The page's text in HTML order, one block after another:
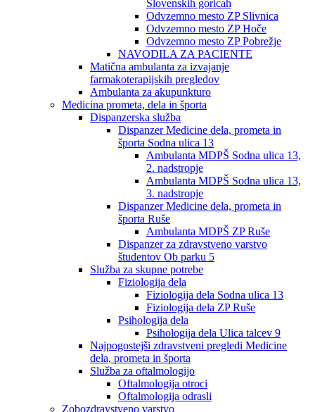
Slovenskih goricah
Odvzemno mesto ZP Slivnica
Odvzemno mesto ZP Hoče
Odvzemno mesto ZP Pobrežje
NAVODILA ZA PACIENTE
Matična ambulanta za izvajanje
farmakoterapijskih pregledov
Ambulanta za akupunkturo
Medicina prometa, dela in športa
Dispanzerska služba
Dispanzer Medicine dela, prometa in
športa Sodna ulica 13
Ambulanta MDPŠ Sodna ulica 13,
2. nadstropje
Ambulanta MDPŠ Sodna ulica 13,
3. nadstropje
Dispanzer Medicine dela, prometa in
športa Ruše
Ambulanta MDPŠ ZP Ruše
Dispanzer za zdravstveno varstvo
študentov Ob parku 5
Služba za skupne potrebe
Fiziologija dela
Fiziologija dela Sodna ulica 13
Fiziologija dela ZP Ruše
Psihologija dela
Psihologija dela Ulica talcev 9
Najpogostejši zdravstveni pregledi Medicine
dela, prometa in športa
Služba za oftalmologijo
Oftalmologija otroci
Oftalmologija odrasli
Zobozdravstveno varstvo